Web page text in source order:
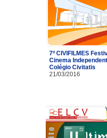
7º CIVIFILMES
Cinema
Colégio Civitatis
21/03/2016